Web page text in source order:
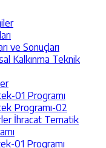
ve Sonuçları
Kalkınma Teknik
01 Programı
Programı-02
İhracat Tematik
01 Programı